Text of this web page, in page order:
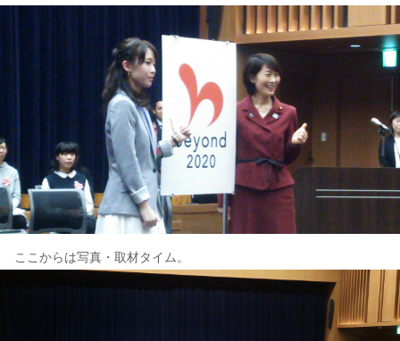
ここからは写真・取材タイム。